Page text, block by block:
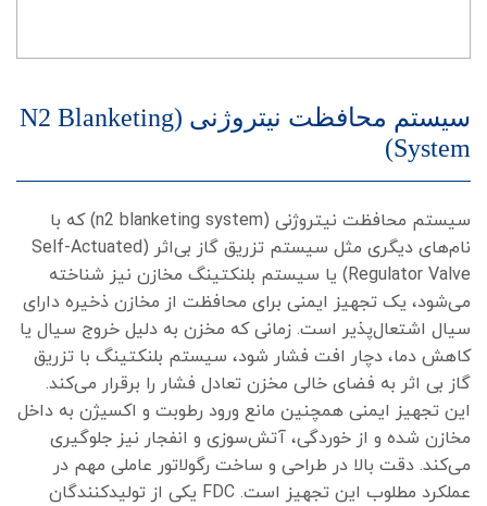
سیستم محافظت نیتروژنی (N2 Blanketing
System)
سیستم محافظت نیتروژنی (n2 blanketing system) که با
نام‌های دیگری مثل سیستم تزریق گاز بی‌اثر (Self-Actuated
Regulator Valve) یا سیستم بلنکتینگ مخازن نیز شناخته
می‌شود، یک تجهیز ایمنی برای محافظت از مخازن ذخیره دارای
سیال اشتعال‌پذیر است. زمانی که مخزن به دلیل خروج سیال یا
کاهش دما، دچار افت فشار شود، سیستم بلنکتینگ با تزریق
گاز بی اثر به فضای خالی مخزن تعادل فشار را برقرار می‌کند.
این تجهیز ایمنی همچنین مانع ورود رطوبت و اکسیژن به داخل
مخازن شده و از خوردگی، آتش‌سوزی و انفجار نیز جلوگیری
می‌کند. دقت بالا در طراحی و ساخت رگولاتور عاملی مهم در
عملکرد مطلوب این تجهیز است. FDC یکی از تولیدکنندگان